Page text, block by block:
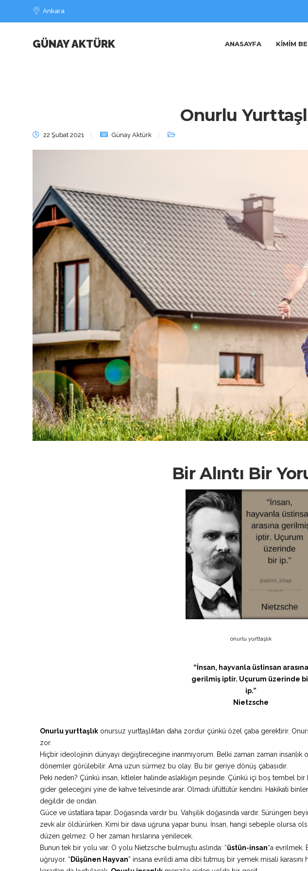
Ankara
GÜNAY AKTÜRK ANASAYFA KIMIM
Onurlu
22 Şubat 2021 Günay Aktürk
Bir Alıntı Bir
onurlu yurttaşlık
“İnsan, hayvanla üstinsan arasına
gerilmiş iptir. Uçurum üzerinde
ip.”
Nietzsche
Onurlu yurttaşlık onursuz yurttaşlıktan daha zordur çünkü özel çaba gerektirir.
zor.
Hiçbir ideolojinin dünyayı değiştireceğine inanmıyorum. Belki zaman zaman insanlık
dönemler görülebilir. Ama uzun sürmez bu olay. Bu bir geriye dönüş çabasıdır.
Peki neden? Çünkü insan, kitleler halinde aslaklığın peşinde. Çünkü içi boş tembel bir
gider geleceğini yine de kahve telvesinde arar. Olmadı üfüttütür kendini. Hakikati
değildir de ondan.
Güce ve üstatlara tapar. Doğasında vardır bu. Vahşilik doğasında vardır. Sürüngen
zevk alır öldürürken. Kimi bir dava uğruna yapar bunu. İnsan, hangi sebeple olursa
düzen gelmez. O her zaman hırslarına yenilecek.
Bunun tek bir yolu var. O yolu Nietzsche bulmuştu aslında: “üstün-insan“a
uğruyor. “Düşünen Hayvan” insana evrildi ama dibi tutmuş bir yemek misali